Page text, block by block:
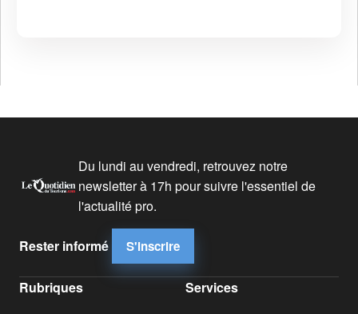
Du lundi au vendredi, retrouvez notre
newsletter à 17h pour suivre l'essentiel de
l'actualité pro.
Rester informé S'inscrire
Rubriques Services